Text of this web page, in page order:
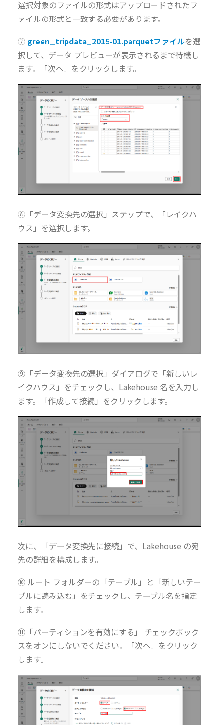
選択対象のファイルの形式はアップロードされたフ
ァイルの形式と一致する必要があります。
⑦ green_tripdata_2015-01.parquetファイルを選
択して、データ プレビューが表示されるまで待機し
ます。「次へ」をクリックします。
⑧「データ変換先の選択」ステップで、「レイクハ
ウス」を選択します。
⑨「データ変換先の選択」ダイアログで「新しいレ
イクハウス」をチェックし、Lakehouse 名を入力し
ます。
「作成して接続」をクリックします。
次に、「データ変換先に接続」で、Lakehouse の宛
先の詳細を構成します。
⑩ ルート フォルダーの「テーブル」と「新しいテー
ブルに読み込む」をチェックし、テーブル名を指定
します。
⑪「パーティションを有効にする」 チェックボック
スをオンにしないでください。「次へ」をクリック
します。